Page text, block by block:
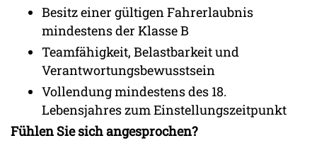
Besitz einer gültigen Fahrerlaubnis
mindestens der Klasse B
Teamfähigkeit, Belastbarkeit und
Verantwortungsbewusstsein
Vollendung mindestens des 18.
Lebensjahres zum Einstellungszeitpunkt
Fühlen Sie sich angesprochen?